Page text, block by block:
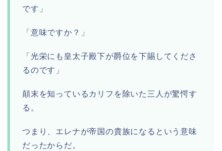
です」
「意味ですか？」
「光栄にも皇太子殿下が爵位を下賜してくださ
るのです」
顛末を知っているカリフを除いた三人が驚愕す
る。
つまり、エレナが帝国の貴族になるという意味
だったからだ。